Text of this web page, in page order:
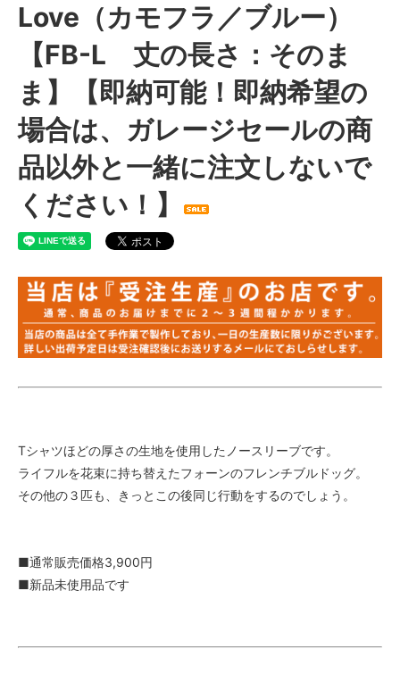
Love（カモフラ／ブルー）
【FB-L 丈の長さ：そのま
ま】【即納可能！即納希望の
場合は、ガレージセールの商
品以外と一緒に注文しないで
ください！】
Tシャツほどの厚さの生地を使用したノースリーブです。
ライフルを花束に持ち替えたフォーンのフレンチブルドッグ。
その他の３匹も、きっとこの後同じ行動をするのでしょう。
■通常販売価格3,900円
■新品未使用品です